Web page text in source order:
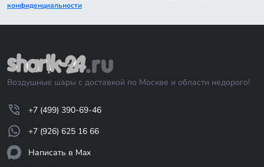
конфиденциальности
Воздушные шары с доставкой по Москве и области недорого!
+7 (499) 390-69-46
+7 (926) 625 16 66
Написать в Max